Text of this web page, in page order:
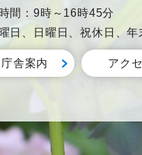
間：9時～16時45分
曜日、日曜日、祝休日、年
庁舎案内 アク